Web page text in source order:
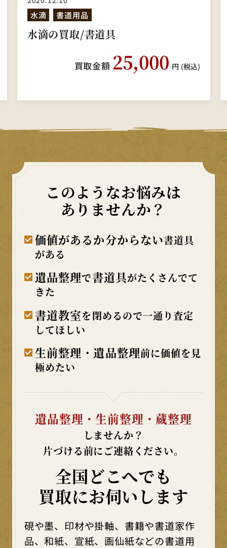
水滴 書道用品
水滴の買取/書道具
買取金額 25,000 円 (税込)
このようなお悩みは
ありませんか？
価値があるか分からない書道具
がある
遺品整理で書道具がたくさんでて
きた
書道教室を閉めるので一通り査定
してほしい
生前整理・遺品整理前に価値を見
極めたい
遺品整理・生前整理・蔵整理
しませんか？
片づける前にご連絡ください。
全国どこへでも
買取にお伺いします
硯や墨、印材や掛軸、書籍や書道家作
品、和紙、宣紙、画仙紙などの書道用